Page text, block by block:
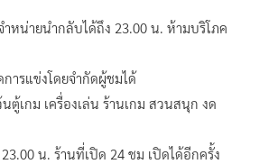
ำหน่ายนำกลับได้ถึง 23.00 น. ห้ามบริโภค
ารแข่งโดยจำกัดผู้ชมได้
เกม เครื่องเล่น ร้านเกม สวนสนุก งด
น. ร้านที่เปิด 24 ชม เปิดได้อีกครั้ง